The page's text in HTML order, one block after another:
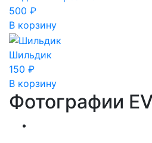
500 ₽
В корзину
Шильдик
150 ₽
В корзину
Фотографии